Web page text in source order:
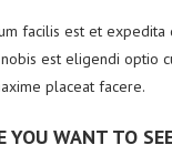
facilis est et expedita
est eligendi optio
placeat facere.
YOU WANT TO